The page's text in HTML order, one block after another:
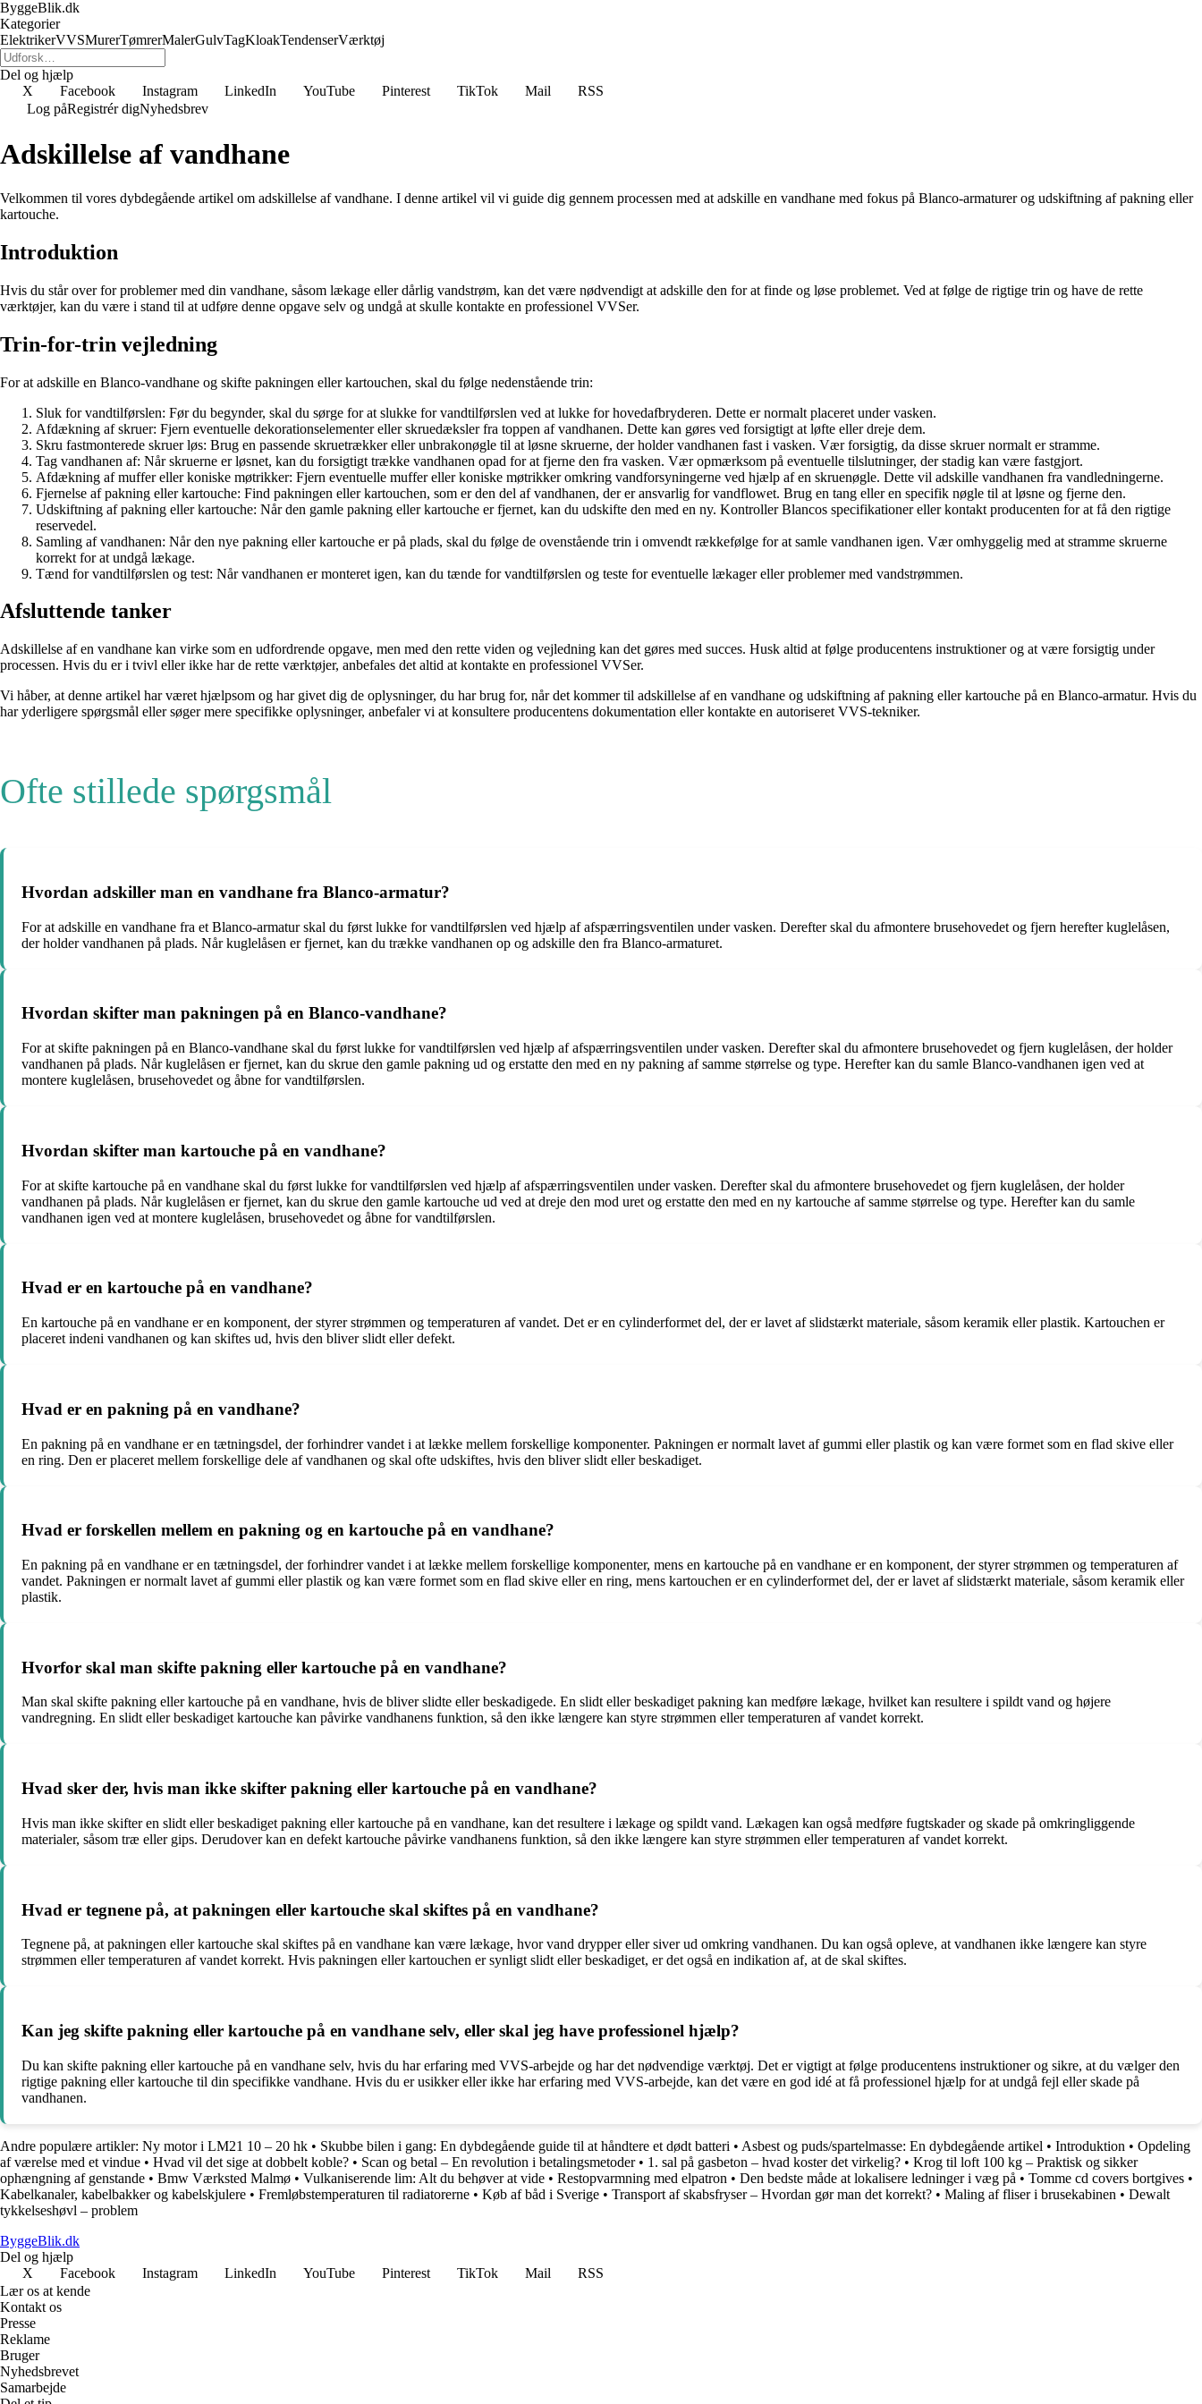
ByggeBlik.dk
Kategorier
ElektrikerVVSMurerTømrerMalerGulvTagKloakTendenserVærktøj
Del og hjælp
X
Facebook Instagram LinkedIn YouTube Pinterest TikTok Mail
RSS
Log påRegistrér digNyhedsbrev
Adskillelse af vandhane
Velkommen til vores dybdegående artikel om adskillelse af vandhane. I denne artikel vil vi guide dig gennem processen med at adskille en vandhane med fokus på Blanco-armaturer og udskiftning af pakning eller
kartouche.
Introduktion
Hvis du står over for problemer med din vandhane, såsom lækage eller dårlig vandstrøm, kan det være nødvendigt at adskille den for at finde og løse problemet. Ved at følge de rigtige trin og have de rette
værktøjer, kan du være i stand til at udføre denne opgave selv og undgå at skulle kontakte en professionel VVSer.
Trin-for-trin vejledning
For at adskille en Blanco-vandhane og skifte pakningen eller kartouchen, skal du følge nedenstående trin:
Sluk for vandtilførslen: Før du begynder, skal du sørge for at slukke for vandtilførslen ved at lukke for hovedafbryderen. Dette er normalt placeret under vasken.
Afdækning af skruer: Fjern eventuelle dekorationselementer eller skruedæksler fra toppen af vandhanen. Dette kan gøres ved forsigtigt at løfte eller dreje dem.
Skru fastmonterede skruer løs: Brug en passende skruetrækker eller unbrakonøgle til at løsne skruerne, der holder vandhanen fast i vasken. Vær forsigtig, da disse skruer normalt er stramme.
Tag vandhanen af: Når skruerne er løsnet, kan du forsigtigt trække vandhanen opad for at fjerne den fra vasken. Vær opmærksom på eventuelle tilslutninger, der stadig kan være fastgjort.
Afdækning af muffer eller koniske møtrikker: Fjern eventuelle muffer eller koniske møtrikker omkring vandforsyningerne ved hjælp af en skruenøgle. Dette vil adskille vandhanen fra vandledningerne.
Fjernelse af pakning eller kartouche: Find pakningen eller kartouchen, som er den del af vandhanen, der er ansvarlig for vandflowet. Brug en tang eller en specifik nøgle til at løsne og fjerne den.
Udskiftning af pakning eller kartouche: Når den gamle pakning eller kartouche er fjernet, kan du udskifte den med en ny. Kontroller Blancos specifikationer eller kontakt producenten for at få den rigtige
reservedel.
Samling af vandhanen: Når den nye pakning eller kartouche er på plads, skal du følge de ovenstående trin i omvendt rækkefølge for at samle vandhanen igen. Vær omhyggelig med at stramme skruerne
korrekt for at undgå lækage.
Tænd for vandtilførslen og test: Når vandhanen er monteret igen, kan du tænde for vandtilførslen og teste for eventuelle lækager eller problemer med vandstrømmen.
Afsluttende tanker
Adskillelse af en vandhane kan virke som en udfordrende opgave, men med den rette viden og vejledning kan det gøres med succes. Husk altid at følge producentens instruktioner og at være forsigtig under
processen. Hvis du er i tvivl eller ikke har de rette værktøjer, anbefales det altid at kontakte en professionel VVSer.
Vi håber, at denne artikel har været hjælpsom og har givet dig de oplysninger, du har brug for, når det kommer til adskillelse af en vandhane og udskiftning af pakning eller kartouche på en Blanco-armatur. Hvis du
har yderligere spørgsmål eller søger mere specifikke oplysninger, anbefaler vi at konsultere producentens dokumentation eller kontakte en autoriseret VVS-tekniker.
Ofte stillede spørgsmål
Hvordan adskiller man en vandhane fra Blanco-armatur?
For at adskille en vandhane fra et Blanco-armatur skal du først lukke for vandtilførslen ved hjælp af afspærringsventilen under vasken. Derefter skal du afmontere brusehovedet og fjern herefter kuglelåsen,
der holder vandhanen på plads. Når kuglelåsen er fjernet, kan du trække vandhanen op og adskille den fra Blanco-armaturet.
Hvordan skifter man pakningen på en Blanco-vandhane?
For at skifte pakningen på en Blanco-vandhane skal du først lukke for vandtilførslen ved hjælp af afspærringsventilen under vasken. Derefter skal du afmontere brusehovedet og fjern kuglelåsen, der holder
vandhanen på plads. Når kuglelåsen er fjernet, kan du skrue den gamle pakning ud og erstatte den med en ny pakning af samme størrelse og type. Herefter kan du samle Blanco-vandhanen igen ved at
montere kuglelåsen, brusehovedet og åbne for vandtilførslen.
Hvordan skifter man kartouche på en vandhane?
For at skifte kartouche på en vandhane skal du først lukke for vandtilførslen ved hjælp af afspærringsventilen under vasken. Derefter skal du afmontere brusehovedet og fjern kuglelåsen, der holder
vandhanen på plads. Når kuglelåsen er fjernet, kan du skrue den gamle kartouche ud ved at dreje den mod uret og erstatte den med en ny kartouche af samme størrelse og type. Herefter kan du samle
vandhanen igen ved at montere kuglelåsen, brusehovedet og åbne for vandtilførslen.
Hvad er en kartouche på en vandhane?
En kartouche på en vandhane er en komponent, der styrer strømmen og temperaturen af vandet. Det er en cylinderformet del, der er lavet af slidstærkt materiale, såsom keramik eller plastik. Kartouchen er
placeret indeni vandhanen og kan skiftes ud, hvis den bliver slidt eller defekt.
Hvad er en pakning på en vandhane?
En pakning på en vandhane er en tætningsdel, der forhindrer vandet i at lække mellem forskellige komponenter. Pakningen er normalt lavet af gummi eller plastik og kan være formet som en flad skive eller
en ring. Den er placeret mellem forskellige dele af vandhanen og skal ofte udskiftes, hvis den bliver slidt eller beskadiget.
Hvad er forskellen mellem en pakning og en kartouche på en vandhane?
En pakning på en vandhane er en tætningsdel, der forhindrer vandet i at lække mellem forskellige komponenter, mens en kartouche på en vandhane er en komponent, der styrer strømmen og temperaturen af
vandet. Pakningen er normalt lavet af gummi eller plastik og kan være formet som en flad skive eller en ring, mens kartouchen er en cylinderformet del, der er lavet af slidstærkt materiale, såsom keramik eller
plastik.
Hvorfor skal man skifte pakning eller kartouche på en vandhane?
Man skal skifte pakning eller kartouche på en vandhane, hvis de bliver slidte eller beskadigede. En slidt eller beskadiget pakning kan medføre lækage, hvilket kan resultere i spildt vand og højere
vandregning. En slidt eller beskadiget kartouche kan påvirke vandhanens funktion, så den ikke længere kan styre strømmen eller temperaturen af vandet korrekt.
Hvad sker der, hvis man ikke skifter pakning eller kartouche på en vandhane?
Hvis man ikke skifter en slidt eller beskadiget pakning eller kartouche på en vandhane, kan det resultere i lækage og spildt vand. Lækagen kan også medføre fugtskader og skade på omkringliggende
materialer, såsom træ eller gips. Derudover kan en defekt kartouche påvirke vandhanens funktion, så den ikke længere kan styre strømmen eller temperaturen af vandet korrekt.
Hvad er tegnene på, at pakningen eller kartouche skal skiftes på en vandhane?
Tegnene på, at pakningen eller kartouche skal skiftes på en vandhane kan være lækage, hvor vand drypper eller siver ud omkring vandhanen. Du kan også opleve, at vandhanen ikke længere kan styre
strømmen eller temperaturen af vandet korrekt. Hvis pakningen eller kartouchen er synligt slidt eller beskadiget, er det også en indikation af, at de skal skiftes.
Kan jeg skifte pakning eller kartouche på en vandhane selv, eller skal jeg have professionel hjælp?
Du kan skifte pakning eller kartouche på en vandhane selv, hvis du har erfaring med VVS-arbejde og har det nødvendige værktøj. Det er vigtigt at følge producentens instruktioner og sikre, at du vælger den
rigtige pakning eller kartouche til din specifikke vandhane. Hvis du er usikker eller ikke har erfaring med VVS-arbejde, kan det være en god idé at få professionel hjælp for at undgå fejl eller skade på
vandhanen.
Andre populære artikler: Ny motor i LM21 10 – 20 hk • Skubbe bilen i gang: En dybdegående guide til at håndtere et dødt batteri • Asbest og puds/spartelmasse: En dybdegående artikel • Introduktion • Opdeling
af værelse med et vindue • Hvad vil det sige at dobbelt koble? • Scan og betal – En revolution i betalingsmetoder• 1. sal på gasbeton – hvad koster det virkelig? • Krog til loft 100 kg – Praktisk og sikker
ophængning af genstande • Bmw Værksted Malmø • Vulkaniserende lim: Alt du behøver at vide • Restopvarmning med elpatron • Den bedste måde at lokalisere ledninger i væg på • Tomme cd covers bortgives •
Kabelkanaler, kabelbakker og kabelskjulere • Fremløbstemperaturen til radiatorerne • Køb af båd i Sverige • Transport af skabsfryser – Hvordan gør man det korrekt? • Maling af fliser i brusekabinen • Dewalt
tykkelseshøvl – problem
ByggeBlik.dk
Del og hjælp
X
Facebook Instagram LinkedIn YouTube Pinterest TikTok Mail
RSS
Lær os at kende
Kontakt os
Presse
Reklame
Bruger
Nyhedsbrevet
Samarbejde